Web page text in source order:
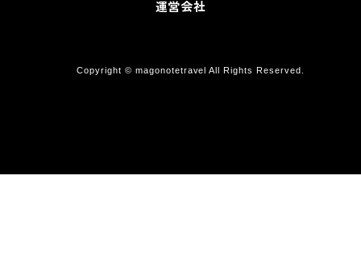
運営会社
Copyright © magonotetravel All Rights Reserved.